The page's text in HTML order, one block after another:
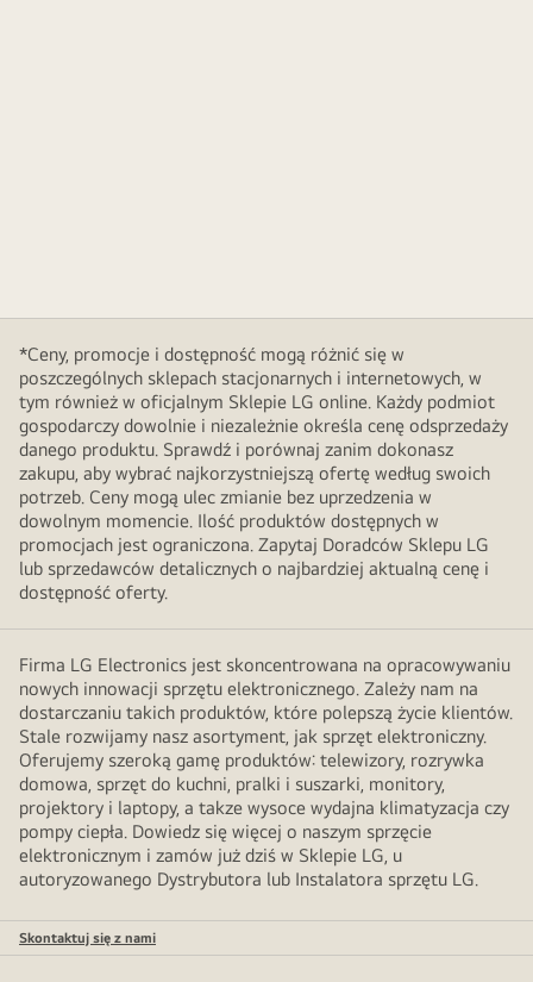
*Ceny, promocje i dostępność mogą różnić się w
poszczególnych sklepach stacjonarnych i internetowych, w
tym również w oficjalnym Sklepie LG online. Każdy podmiot
gospodarczy dowolnie i niezależnie określa cenę odsprzedaży
danego produktu. Sprawdź i porównaj zanim dokonasz
zakupu, aby wybrać najkorzystniejszą ofertę według swoich
potrzeb. Ceny mogą ulec zmianie bez uprzedzenia w
dowolnym momencie. Ilość produktów dostępnych w
promocjach jest ograniczona. Zapytaj Doradców Sklepu LG
lub sprzedawców detalicznych o najbardziej aktualną cenę i
dostępność oferty.
Firma LG Electronics jest skoncentrowana na opracowywaniu
nowych innowacji sprzętu elektronicznego. Zależy nam na
dostarczaniu takich produktów, które polepszą życie klientów.
Stale rozwijamy nasz asortyment, jak sprzęt elektroniczny.
Oferujemy szeroką gamę produktów: telewizory, rozrywka
domowa, sprzęt do kuchni, pralki i suszarki, monitory,
projektory i laptopy, a takze wysoce wydajna klimatyzacja czy
pompy ciepła. Dowiedz się więcej o naszym sprzęcie
elektronicznym i zamów już dziś w Sklepie LG, u
autoryzowanego Dystrybutora lub Instalatora sprzętu LG.
Skontaktuj się z nami